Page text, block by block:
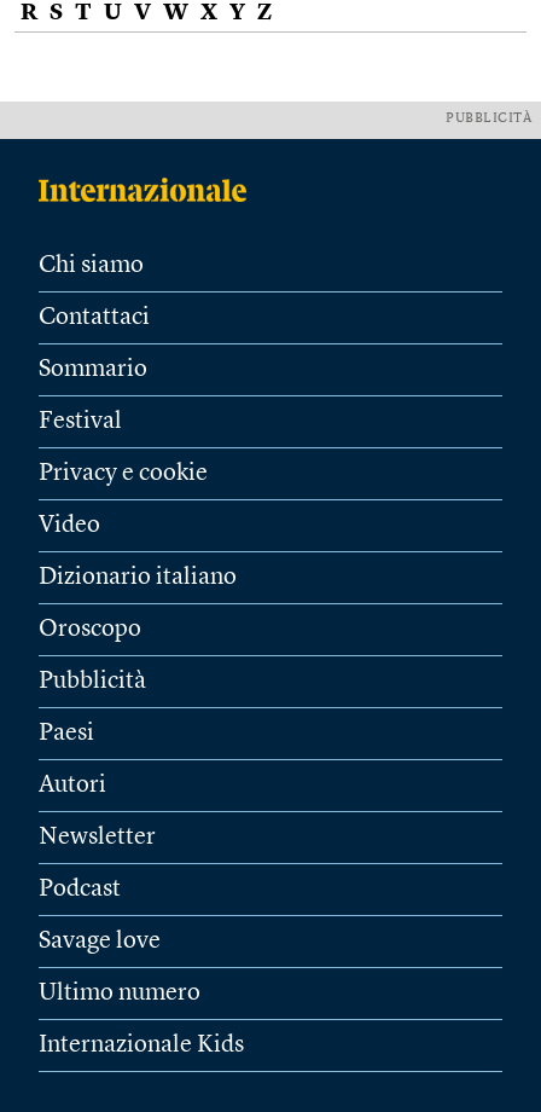
R S T U V W X Y Z
PUBBLICITÀ
Chi siamo
Contattaci
Sommario
Festival
Privacy e cookie
Video
Dizionario italiano
Oroscopo
Pubblicità
Paesi
Autori
Newsletter
Podcast
Savage love
Ultimo numero
Internazionale Kids